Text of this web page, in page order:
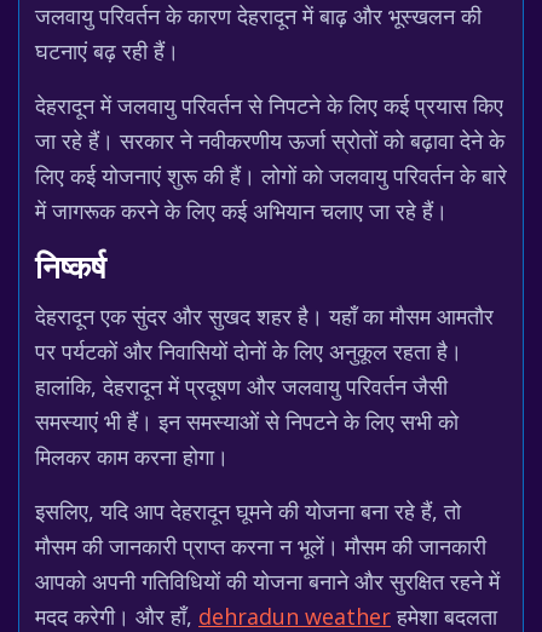
जलवायु परिवर्तन के कारण देहरादून में बाढ़ और भूस्खलन की
घटनाएं बढ़ रही हैं।
देहरादून में जलवायु परिवर्तन से निपटने के लिए कई प्रयास किए
जा रहे हैं। सरकार ने नवीकरणीय ऊर्जा स्रोतों को बढ़ावा देने के
लिए कई योजनाएं शुरू की हैं। लोगों को जलवायु परिवर्तन के बारे
में जागरूक करने के लिए कई अभियान चलाए जा रहे हैं।
निष्कर्ष
देहरादून एक सुंदर और सुखद शहर है। यहाँ का मौसम आमतौर
पर पर्यटकों और निवासियों दोनों के लिए अनुकूल रहता है।
हालांकि, देहरादून में प्रदूषण और जलवायु परिवर्तन जैसी
समस्याएं भी हैं। इन समस्याओं से निपटने के लिए सभी को
मिलकर काम करना होगा।
इसलिए, यदि आप देहरादून घूमने की योजना बना रहे हैं, तो
मौसम की जानकारी प्राप्त करना न भूलें। मौसम की जानकारी
आपको अपनी गतिविधियों की योजना बनाने और सुरक्षित रहने में
मदद करेगी। और हाँ, dehradun weatherहमेशा बदलता